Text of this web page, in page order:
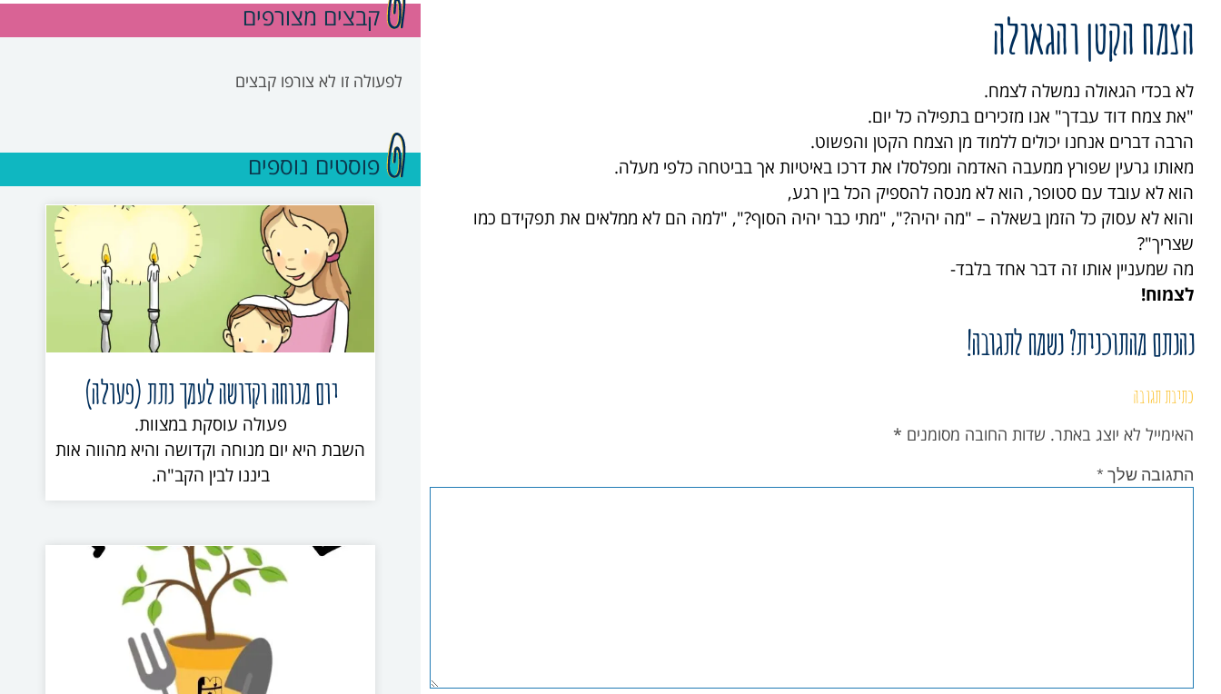
הצמח הקטן והגאולה
לא בכדי הגאולה נמשלה לצמח.
"את צמח דוד עבדך" אנו מזכירים בתפילה כל יום.
הרבה דברים אנחנו יכולים ללמוד מן הצמח הקטן והפשוט.
מאותו גרעין שפורץ ממעבה האדמה ומפלסלו את דרכו באיטיות אך בביטחה כלפי מעלה.
הוא לא עובד עם סטופר, הוא לא מנסה להספיק הכל בין רגע,
והוא לא עסוק כל הזמן בשאלה – "מה יהיה?", "מתי כבר יהיה הסוף?", "למה הם לא ממלאים את תפקידם כמו
שצריך?"
מה שמעניין אותו זה דבר אחד בלבד-
לצמוח!
נהנתם מהתוכנית? נשמח לתגובה!
כתיבת תגובה
האימייל לא יוצג באתר. שדות החובה מסומנים *
התגובה שלך *
קבצים מצורפים
לפעולה זו לא צורפו קבצים
פוסטים נוספים
יום מנוחה וקדושה לעמך נתת (פעולה)
פעולה עוסקת במצוות.
השבת היא יום מנוחה וקדושה והיא מהווה אות
ביננו לבין הקב"ה.